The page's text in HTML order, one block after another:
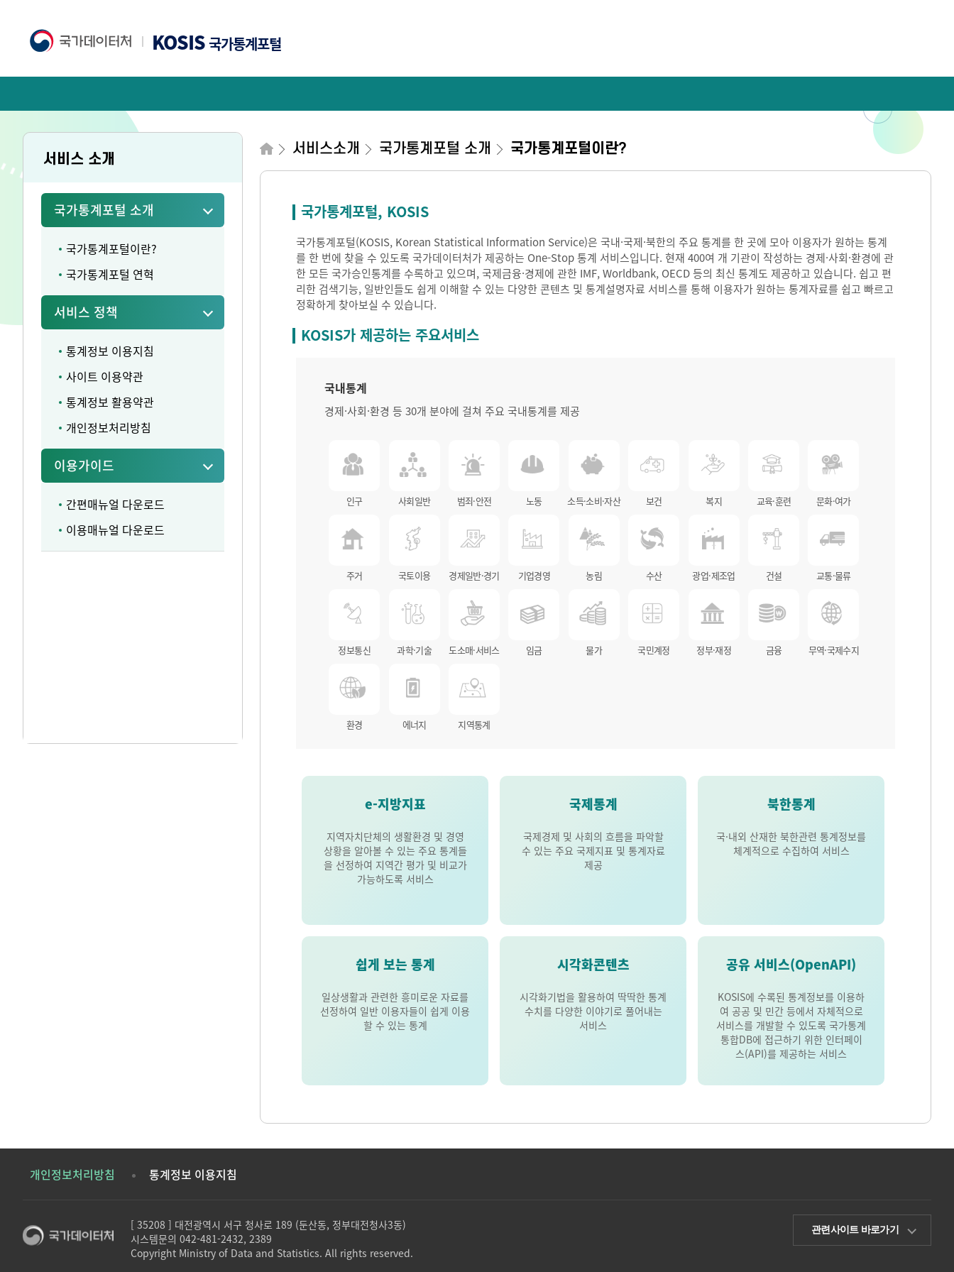
KOSIS국가통계포털
서비스 소개
국가통계포털 소개
국가통계포털이란?
국가통계포털 연혁
서비스 정책
통계정보 이용지침
사이트 이용약관
통계정보 활용약관
개인정보처리방침
이용가이드
간편매뉴얼 다운로드
이용매뉴얼 다운로드
서비스소개 국가통계포털 소개 국가통계포털이란?
국가통계포털, KOSIS
국가통계포털(KOSIS, Korean Statistical Information Service)은 국내·국제·북한의 주요 통계를 한 곳에 모아 이용자가 원하는 통계
를 한 번에 찾을 수 있도록 국가데이터처가 제공하는 One-Stop 통계 서비스입니다. 현재 400여 개 기관이 작성하는 경제·사회·환경에 관
한 모든 국가승인통계를 수록하고 있으며, 국제금융·경제에 관한 IMF, Worldbank, OECD 등의 최신 통계도 제공하고 있습니다. 쉽고 편
리한 검색기능, 일반인들도 쉽게 이해할 수 있는 다양한 콘텐츠 및 통계설명자료 서비스를 통해 이용자가 원하는 통계자료를 쉽고 빠르고
정확하게 찾아보실 수 있습니다.
KOSIS가 제공하는 주요서비스
국내통계
경제·사회·환경 등 30개 분야에 걸쳐 주요 국내통계를 제공
인구 사회일반 범죄·안전 노동 소득·소비·자산 보건 복지 교육·훈련 문화·여가
주거 국토이용 경제일반·경기 기업경영 농림 수산 광업·제조업 건설 교통·물류
정보통신 과학·기술 도소매·서비스 임금 물가 국민계정 정부·재정 금융 무역·국제수지
환경 에너지 지역통계
e-지방지표
지역자치단체의 생활환경 및 경영
상황을 알아볼 수 있는 주요 통계들
을 선정하여 지역간 평가 및 비교가
가능하도록 서비스
국제통계
국제경제 및 사회의 흐름을 파악할
수 있는 주요 국제지표 및 통계자료
제공
북한통계
국·내외 산재한 북한관련 통계정보를
체계적으로 수집하여 서비스
쉽게 보는 통계
일상생활과 관련한 흥미로운 자료를
선정하여 일반 이용자들이 쉽게 이용
할 수 있는 통계
시각화콘텐츠
시각화기법을 활용하여 딱딱한 통계
수치를 다양한 이야기로 풀어내는
서비스
공유 서비스(OpenAPI)
KOSIS에 수록된 통계정보를 이용하
여 공공 및 민간 등에서 자체적으로
서비스를 개발할 수 있도록 국가통계
통합DB에 접근하기 위한 인터페이
스(API)를 제공하는 서비스
개인정보처리방침 통계정보 이용지침
[ 35208 ] 대전광역시 서구 청사로 189 (둔산동, 정부대전청사3동)
시스템문의 042-481-2432, 2389
Copyright Ministry of Data and Statistics. All rights reserved.
관련사이트 바로가기